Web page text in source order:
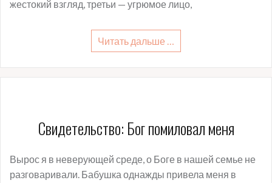
жестокий взгляд, третьи — угрюмое лицо,
Читать дальше …
Свидетельство: Бог помиловал меня
Вырос я в неверующей среде, о Боге в нашей семье не
разговаривали. Бабушка однажды привела меня в